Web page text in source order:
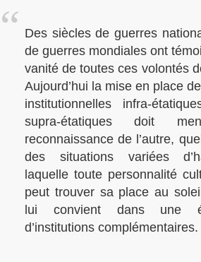
Des siècles de guerres
de guerres mondiales ont
vanité de toutes ces volontés
Aujourd’hui la mise en place
institutionnelles infra-
supra-étatiques doit
reconnaissance de l’autre,
des situations variées
laquelle toute personnalité
peut trouver sa place au
lui convient dans une
d’institutions complémentaires.